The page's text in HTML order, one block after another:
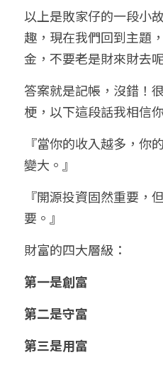
以上是敗家仔的一段小
趣，現在我們回到主題
金，不要老是財來財去
答案就是記帳，沒錯！
梗，以下這段話我相信
『當你的收入越多，你
變大。』
『開源投資固然重要，
要。』
財富的四大層級：
第一是創富
第二是守富
第三是用富